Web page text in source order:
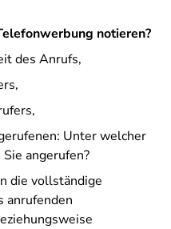
notieren?
des Anrufs,
Unter welcher
angerufen?
die vollständige
anrufenden